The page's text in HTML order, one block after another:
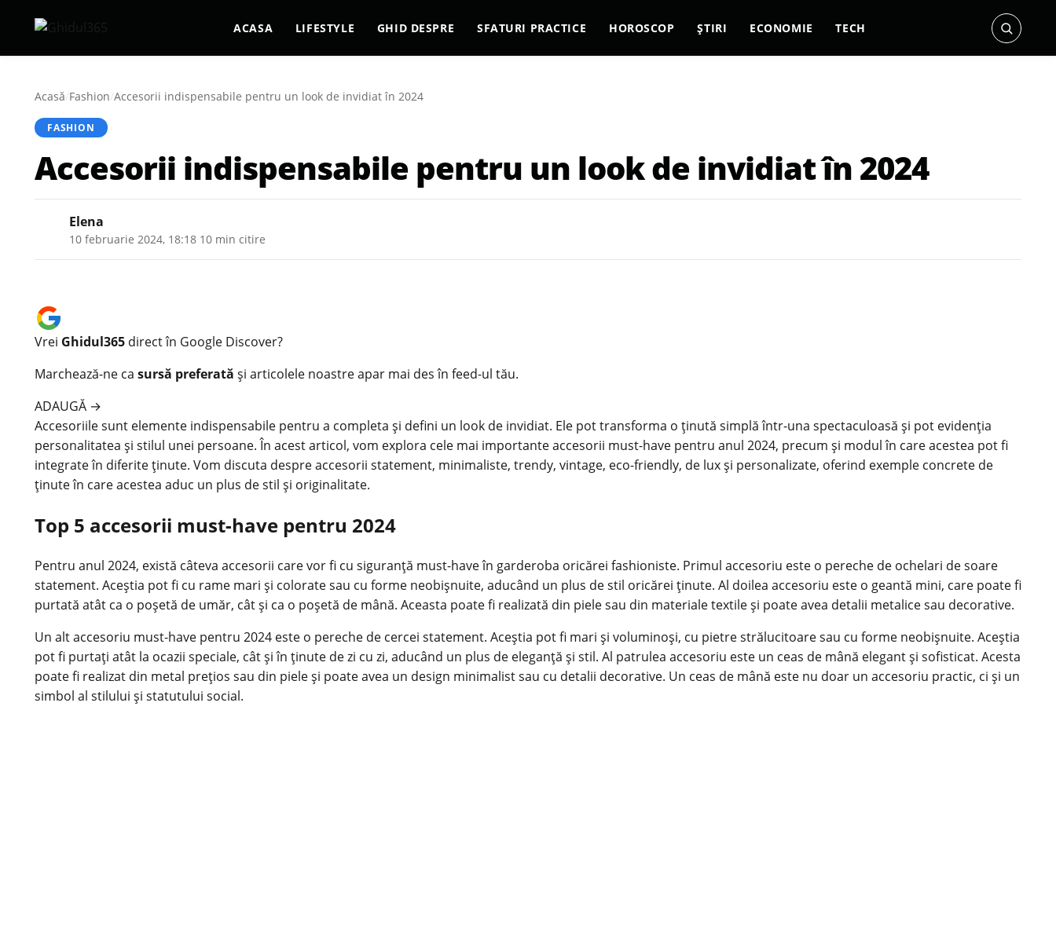
ACASA LIFESTYLE GHID DESPRE SFATURI PRACTICE HOROSCOP ȘTIRI ECONOMIE TECH
Acasă/Fashion/Accesorii indispensabile pentru un look de invidiat în 2024
FASHION
Accesorii indispensabile pentru un look de invidiat în 2024
Elena
10 februarie 2024, 18:18 10 min citire
Vrei Ghidul365 direct în Google Discover?
Marchează-ne ca sursă preferată și articolele noastre apar mai des în feed-ul tău.
ADAUGĂ →
Accesoriile sunt elemente indispensabile pentru a completa și defini un look de invidiat. Ele pot transforma o ținută simplă într-una spectaculoasă și pot evidenția
personalitatea și stilul unei persoane. În acest articol, vom explora cele mai importante accesorii must-have pentru anul 2024, precum și modul în care acestea pot fi
integrate în diferite ținute. Vom discuta despre accesorii statement, minimaliste, trendy, vintage, eco-friendly, de lux și personalizate, oferind exemple concrete de
ținute în care acestea aduc un plus de stil și originalitate.
Top 5 accesorii must-have pentru 2024
Pentru anul 2024, există câteva accesorii care vor fi cu siguranță must-have în garderoba oricărei fashioniste. Primul accesoriu este o pereche de ochelari de soare
statement. Aceștia pot fi cu rame mari și colorate sau cu forme neobișnuite, aducând un plus de stil oricărei ținute. Al doilea accesoriu este o geantă mini, care poate fi
purtată atât ca o poșetă de umăr, cât și ca o poșetă de mână. Aceasta poate fi realizată din piele sau din materiale textile și poate avea detalii metalice sau decorative.
Un alt accesoriu must-have pentru 2024 este o pereche de cercei statement. Aceștia pot fi mari și voluminoși, cu pietre strălucitoare sau cu forme neobișnuite. Aceștia
pot fi purtați atât la ocazii speciale, cât și în ținute de zi cu zi, aducând un plus de eleganță și stil. Al patrulea accesoriu este un ceas de mână elegant și sofisticat. Acesta
poate fi realizat din metal prețios sau din piele și poate avea un design minimalist sau cu detalii decorative. Un ceas de mână este nu doar un accesoriu practic, ci și un
simbol al stilului și statutului social.